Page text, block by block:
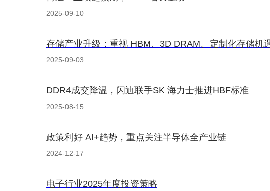
2025-09-10
存储产业升级：重视 HBM、3D DRAM、定制化存储机
2025-09-03
DDR4成交降温，闪迪联手SK 海力士推进HBF标准
2025-08-15
政策利好 AI+趋势，重点关注半导体全产业链
2024-12-17
电子行业2025年度投资策略